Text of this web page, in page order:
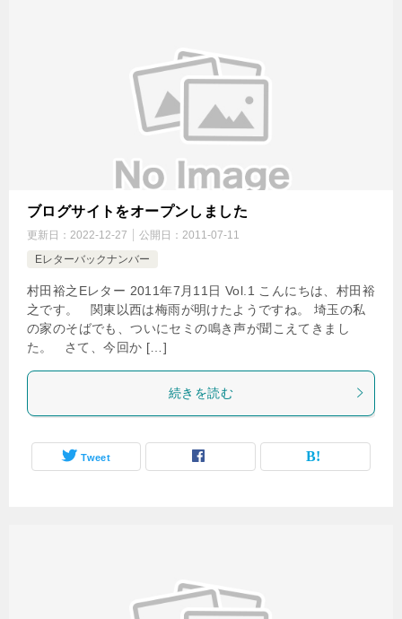
ブログサイトをオープンしました
更新日： 2022-12-27 公開日： 2011-07-11
Eレターバックナンバー
村田裕之Eレター 2011年7月11日 Vol.1 こんにちは、村田裕
之です。 関東以西は梅雨が明けたようですね。 埼玉の私
の家のそばでも、ついにセミの鳴き声が聞こえてきまし
た。 さて、今回か […]
続きを読む
Tweet